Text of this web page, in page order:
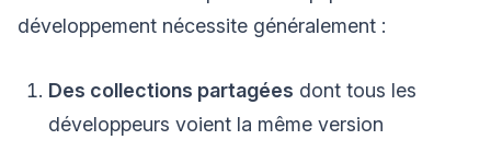
développement nécessite généralement :
Des collections partagées dont tous les
développeurs voient la même version